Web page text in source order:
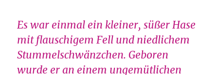
Es war einmal ein kleiner, süßer Hase
mit flauschigem Fell und niedlichem
Stummelschwänzchen. Geboren
wurde er an einem ungemütlichen